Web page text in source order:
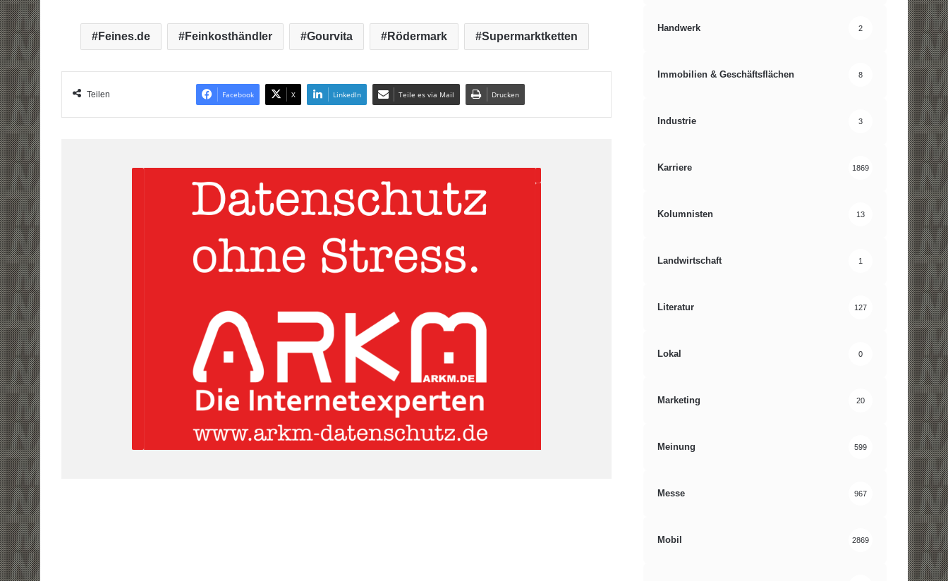
Feines.de Feinkosthändler Gourvita Rödermark Supermarktketten
Teilen Facebook X LinkedIn Teile es via Mail Drucken
Handwerk 2
Immobilien & Geschäftsflächen 8
Industrie 3
Karriere 1869
Kolumnisten 13
Landwirtschaft 1
Literatur 127
Lokal 0
Marketing 20
Meinung 599
Messe 967
Mobil 2869